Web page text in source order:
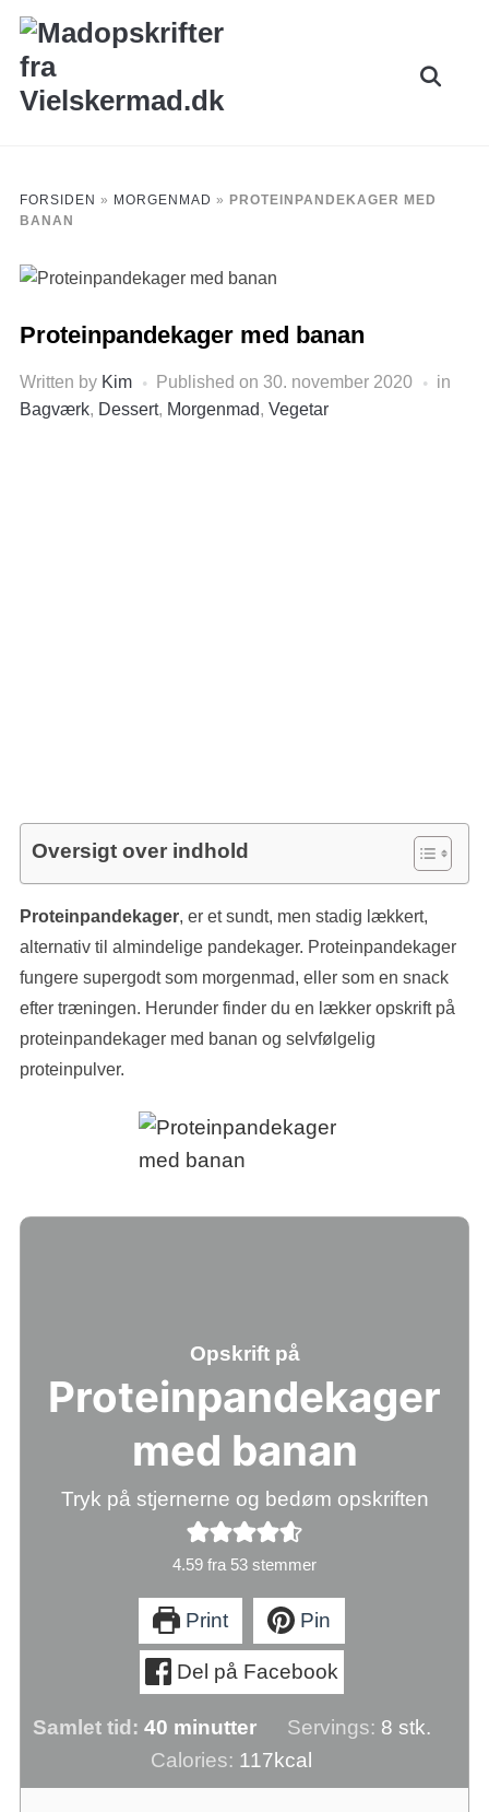
Skip
content
Search
FORSIDEN » MORGENMAD » PROTEINPANDEKAGER MED
BANAN
Proteinpandekager med banan
Written by Kim Published on 30. november 2020
in
Bagværk, Dessert, Morgenmad, Vegetar
Oversigt over indhold
Proteinpandekager, er et sundt, men stadig lækkert,
alternativ til almindelige pandekager. Proteinpandekager
fungere supergodt som morgenmad, eller som en snack
efter træningen. Herunder finder du en lækker opskrift på
proteinpandekager med banan og selvfølgelig
proteinpulver.
Opskrift på
Proteinpandekager
med banan
Tryk på stjernerne og bedøm opskriften
4.59 fra 53 stemmer
Print Pin
Del på Facebook
Samlet tid: 40minutter
minutter Servings: 8 stk.
Calories: 117kcal